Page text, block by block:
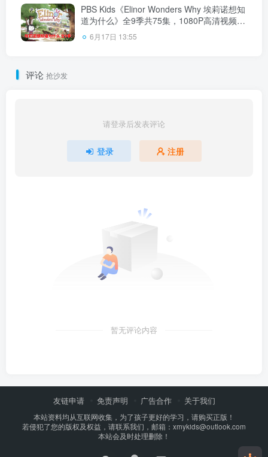
PBS Kids《Elinor Wonders Why 埃莉诺想知
道为什么》全9季共75集，1080P高清视频带
英文字幕，百度云网盘下载！
6月17日 13:55
评论 抢沙发
请登录后发表评论
登录 注册
暂无评论内容
友链申请 免责声明 广告合作 关于我们
本站资料均从互联网收集，为了孩子更好的学习，请购买正版！
若侵犯了您的版权及权益，请联系我们，邮箱：xmykids@outlook.com
本站会及时处理删除！